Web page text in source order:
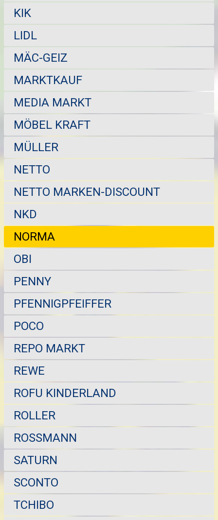
KIK
LIDL
MÄC-GEIZ
MARKTKAUF
MEDIA MARKT
MÖBEL KRAFT
MÜLLER
NETTO
NETTO MARKEN-DISCOUNT
NKD
NORMA
OBI
PENNY
PFENNIGPFEIFFER
POCO
REPO MARKT
REWE
ROFU KINDERLAND
ROLLER
ROSSMANN
SATURN
SCONTO
TCHIBO